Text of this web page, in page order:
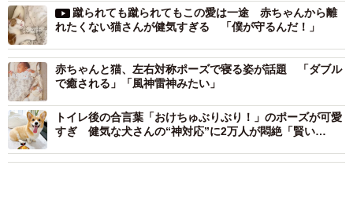
蹴られても蹴られてもこの愛は一途 赤ちゃんから離
れたくない猫さんが健気すぎる 「僕が守るんだ！」
赤ちゃんと猫、左右対称ポーズで寝る姿が話題 「ダブル
で癒される」「風神雷神みたい」
トイレ後の合言葉「おけちゅぶりぶり！」のポーズが可愛
すぎ 健気な犬さんの“神対応”に2万人が悶絶「賢い